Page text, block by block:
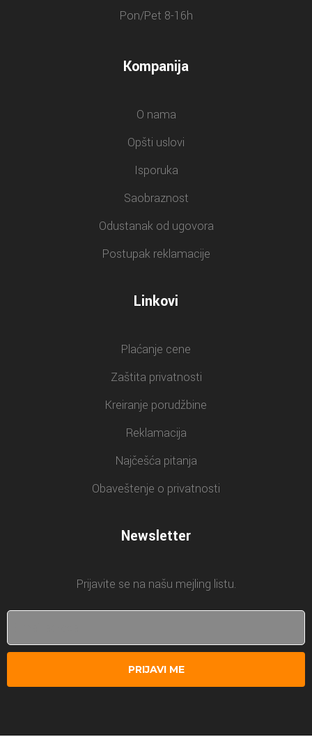
Pon/Pet 8-16h
Kompanija
O nama
Opšti uslovi
Isporuka
Saobraznost
Odustanak od ugovora
Postupak reklamacije
Linkovi
Plaćanje cene
Zaštita privatnosti
Kreiranje porudžbine
Reklamacija
Najčešća pitanja
Obaveštenje o privatnosti
Newsletter
Prijavite se na našu mejling listu.
PRIJAVI ME